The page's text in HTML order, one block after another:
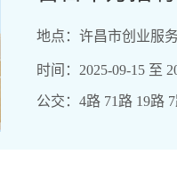
地点：许昌市创业服
时间：2025-09-15 至
公交：4路 71路 19路